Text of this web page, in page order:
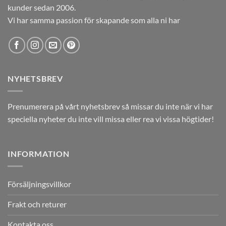
kunder sedan 2006.
Vi har samma passion för skapande som alla ni har
NYHETSBREV
Prenumerera på vårt nyhetsbrev så missar du inte när vi har
speciella nyheter du inte vill missa eller rea vi vissa högtider!
INFORMATION
Försäljningsvillkor
Frakt och returer